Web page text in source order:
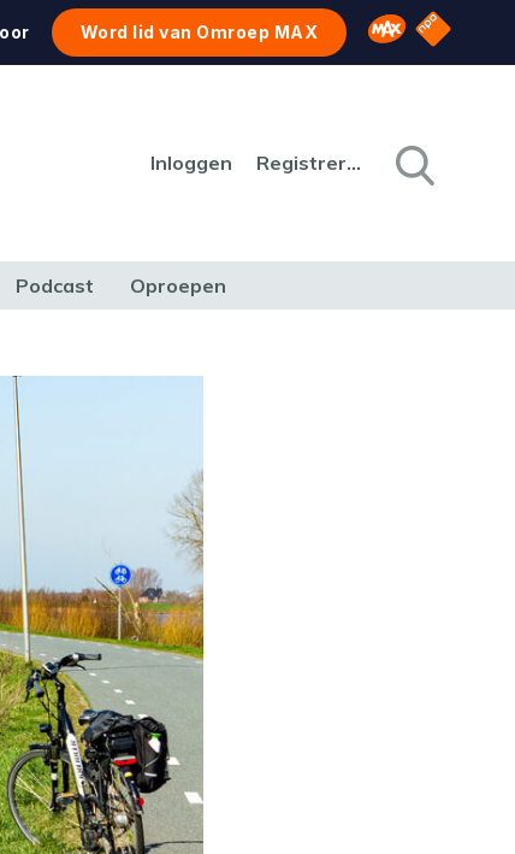
Word lid van Omroep MAX Omroep MAX
NPO
Inloggen Registreren
Podcast Oproepen